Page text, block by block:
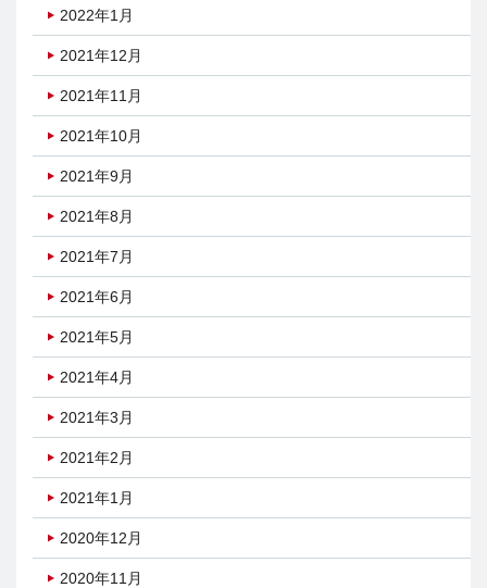
2022年1月
2021年12月
2021年11月
2021年10月
2021年9月
2021年8月
2021年7月
2021年6月
2021年5月
2021年4月
2021年3月
2021年2月
2021年1月
2020年12月
2020年11月